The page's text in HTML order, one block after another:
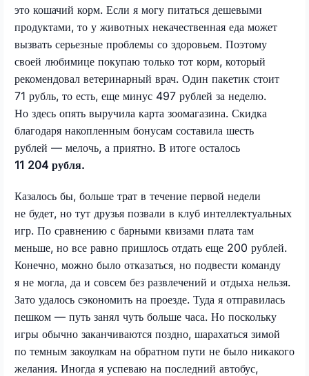
это кошачий корм. Если я могу питаться дешевыми
продуктами, то у животных некачественная еда может
вызвать серьезные проблемы со здоровьем. Поэтому
своей любимице покупаю только тот корм, который
рекомендовал ветеринарный врач. Один пакетик стоит
71 рубль, то есть, еще минус 497 рублей за неделю.
Но здесь опять выручила карта зоомагазина. Скидка
благодаря накопленным бонусам составила шесть
рублей — мелочь, а приятно. В итоге осталось
11 204 рубля.
Казалось бы, больше трат в течение первой недели
не будет, но тут друзья позвали в клуб интеллектуальных
игр. По сравнению с барными квизами плата там
меньше, но все равно пришлось отдать еще 200 рублей.
Конечно, можно было отказаться, но подвести команду
я не могла, да и совсем без развлечений и отдыха нельзя.
Зато удалось сэкономить на проезде. Туда я отправилась
пешком — путь занял чуть больше часа. Но поскольку
игры обычно заканчиваются поздно, шарахаться зимой
по темным закоулкам на обратном пути не было никакого
желания. Иногда я успеваю на последний автобус,